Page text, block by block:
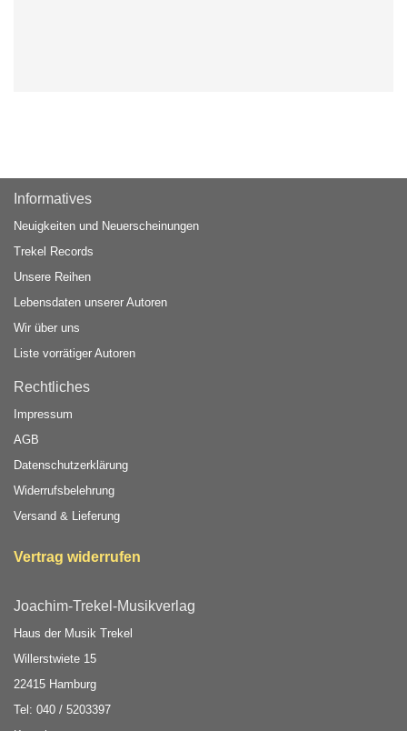
Informatives
Neuigkeiten und Neuerscheinungen
Trekel Records
Unsere Reihen
Lebensdaten unserer Autoren
Wir über uns
Liste vorrätiger Autoren
Rechtliches
Impressum
AGB
Datenschutzerklärung
Widerrufsbelehrung
Versand & Lieferung
Vertrag widerrufen
Joachim-Trekel-Musikverlag
Haus der Musik Trekel
Willerstwiete 15
22415 Hamburg
Tel: 040 / 5203397